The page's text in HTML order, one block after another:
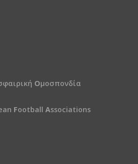
Ομοσπονδία
Football Associations